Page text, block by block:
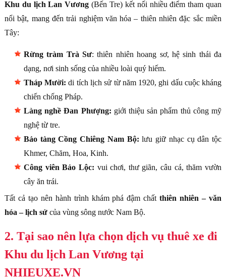
Khu du lịch Lan Vương (Bến Tre) kết nối nhiều điểm tham quan
nổi bật, mang đến trải nghiệm văn hóa – thiên nhiên đặc sắc miền
Tây:
Rừng tràm Trà Sư: thiên nhiên hoang sơ, hệ sinh thái đa
dạng, nơi sinh sống của nhiều loài quý hiếm.
Tháp Mười: di tích lịch sử từ năm 1920, ghi dấu cuộc kháng
chiến chống Pháp.
Làng nghề Đan Phượng: giới thiệu sản phẩm thủ công mỹ
nghệ từ tre.
Bảo tàng Cồng Chiêng Nam Bộ: lưu giữ nhạc cụ dân tộc
Khmer, Chăm, Hoa, Kinh.
Công viên Bảo Lộc: vui chơi, thư giãn, câu cá, thăm vườn
cây ăn trái.
Tất cả tạo nên hành trình khám phá đậm chấtthiên nhiên – văn
hóa – lịch sửcủa vùng sông nước Nam Bộ.
2. Tại sao nên lựa chọn dịch vụ thuê xe đi
Khu du lịch Lan Vương tại
NHIEUXE.VN